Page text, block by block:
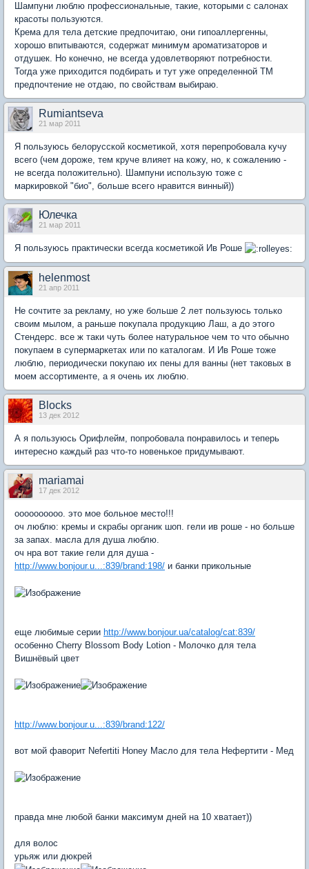
Шампуни люблю профессиональные, такие, которыми с салонах
красоты пользуются.
Крема для тела детские предпочитаю, они гипоаллергенны,
хорошо впитываются, содержат минимум ароматизаторов и
отдушек. Но конечно, не всегда удовлетворяют потребности.
Тогда уже приходится подбирать и тут уже определенной ТМ
предпочтение не отдаю, по свойствам выбираю.
Rumiantseva
21 мар 2011
Я пользуюсь белорусской косметикой, хотя перепробовала кучу
всего (чем дороже, тем круче влияет на кожу, но, к сожалению -
не всегда положительно). Шампуни использую тоже с
маркировкой "био", больше всего нравится винный))
Юлечка
21 мар 2011
Я пользуюсь практически всегда косметикой Ив Роше
helenmost
21 апр 2011
Не сочтите за рекламу, но уже больше 2 лет пользуюсь только
своим мылом, а раньше покупала продукцию Лаш, а до этого
Стендерс. все ж таки чуть более натуральное чем то что обычно
покупаем в супермаркетах или по каталогам. И Ив Роше тоже
люблю, периодически покупаю их пены для ванны (нет таковых в
моем ассортименте, а я очень их люблю.
Blocks
13 дек 2012
А я пользуюсь Орифлейм, попробовала понравилось и теперь
интересно каждый раз что-то новенькое придумывают.
mariamai
17 дек 2012
оооооооооо. это мое больное место!!!
оч люблю: кремы и скрабы органик шоп. гели ив роше - но больше
за запах. масла для душа люблю.
оч нра вот такие гели для душа -
http://www.bonjour.u...:839/brand:198/ и банки прикольные
еще любимые серии http://www.bonjour.ua/catalog/cat:839/
особенно Сherry Blossom Body Lotion - Молочко для тела
Вишнёвый цвет
http://www.bonjour.u...:839/brand:122/
вот мой фаворит Nefertiti Honey Масло для тела Нефертити - Мед
правда мне любой банки максимум дней на 10 хватает))
для волос
урьяж или дюкрей